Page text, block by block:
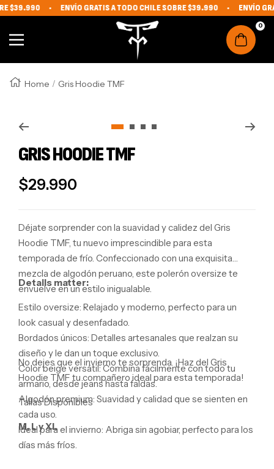
IR DIRECTAMENTE AL CONTENIDO
$39.990 ENVÍO GRATIS A TODO CHILE SOBRE $39.990 ENVÍO
Navigation
The Monkey Fit 0
Home Gris Hoodie TMF
GRIS HOODIE TMF
REGULAR PRICE
$29.990
Déjate sorprender con la suavidad y calidez del Gris
Hoodie TMF, tu nuevo imprescindible para esta
temporada de frío. Confeccionado con una exquisita
mezcla de algodón peruano, este polerón oversize te
envuelve en un estilo inigualable.
Details matter:
Estilo oversize: Relajado y moderno, perfecto para un
look casual y desenfadado.
Bordados únicos: Detalles artesanales que realzan su
diseño y le dan un toque exclusivo.
Color beige versátil:Combina fácilmente con todo tu
armario, desde jeans hasta faldas.
Algodón premium: Suavidad y calidad que se sienten en
cada uso.
Ideal para el invierno: Abriga sin agobiar, perfecto para los
días más fríos.
No dejes que el invierno te sorprenda. ¡Haz del Gris
Hoodie TMF tu compañero ideal para esta temporada!
Tallas Disponibles
M, L y XL